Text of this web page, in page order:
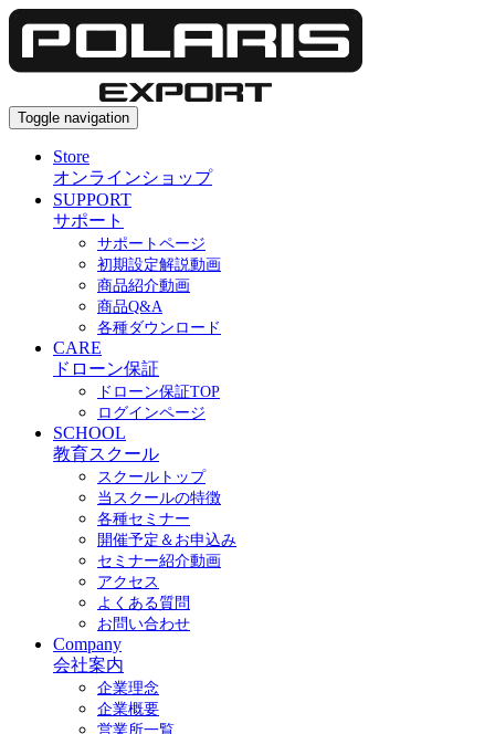
Toggle navigation
Store
オンラインショップ
SUPPORT
サポート
サポートページ
初期設定解説動画
商品紹介動画
商品Q&A
各種ダウンロード
CARE
ドローン保証
ドローン保証TOP
ログインページ
SCHOOL
教育スクール
スクールトップ
当スクールの特徴
各種セミナー
開催予定＆お申込み
セミナー紹介動画
アクセス
よくある質問
お問い合わせ
Company
会社案内
企業理念
企業概要
営業所一覧